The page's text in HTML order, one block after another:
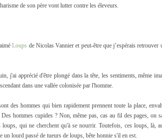
de son père vont lutter contre les éleveurs.
Loups de Nicolas Vannier et peut-être que j’espérais retrouver
j'ai apprécié d'être plongé dans la tête, les sentiments, même
dans une vallée colonisée par l'homme.
des hommes qui bien rapidement prennent toute la place,
hommes cupides ? Non, même pas, cas au fil des pages, on
qui ne cherchent qu'à se nourrir. Toutefois, ces loups, là,
lourd passé de tueurs de loups, bête honnie s'il en est.